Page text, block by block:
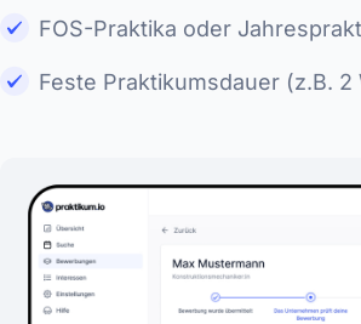
FOS-Praktika oder
Feste Praktikumsdauer (z.B. 2